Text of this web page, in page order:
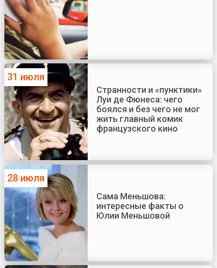
31 июля
Странности и «пунктики»
Луи де Фюнеса: чего
боялся и без чего не мог
жить главный комик
французского кино
28 июля
Сама Меньшова:
интересные факты о
Юлии Меньшовой